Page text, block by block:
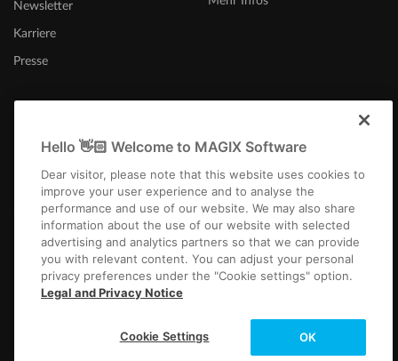
Newsletter
Karriere
Presse
Österreich
ImpressumAGBGewinnspiel AGBDatenschutzCookie-Einstellungen
EULA Zahlung / Versand
eingetragene Marken der jeweiligen Eigentümer sein.
Hello 👋🏻 Welcome to MAGIX Software
Dear visitor, please note that this website uses cookies to
improve your user experience and to analyse the
performance and use of our website. We may also share
information about the use of our website with selected
advertising and analytics partners so that we can provide
you with relevant content. You can adjust your personal
privacy preferences under the "Cookie settings" option.
Legal and Privacy Notice
OK
Cookie Settings